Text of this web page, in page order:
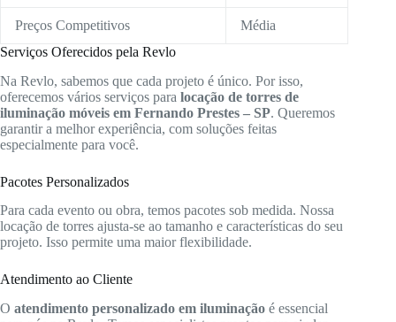
Preços Competitivos
Média
Serviços Oferecidos pela Revlo
Na Revlo, sabemos que cada projeto é único. Por isso,
oferecemos vários serviços para locação de torres de
iluminação móveis em Fernando Prestes – SP. Queremos
garantir a melhor experiência, com soluções feitas
especialmente para você.
Pacotes Personalizados
Para cada evento ou obra, temos pacotes sob medida. Nossa
locação de torres ajusta-se ao tamanho e características do seu
projeto. Isso permite uma maior flexibilidade.
Atendimento ao Cliente
O atendimento personalizado em iluminação é essencial